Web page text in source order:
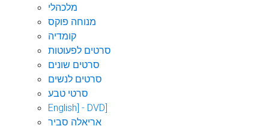
מלכהלי
מנוחה פוקס
קומדיה
סרטים לפעוטות
סרטים שונים
סרטים לנשים
סרטי טבע
English] - DVD]
אריאלה סביר